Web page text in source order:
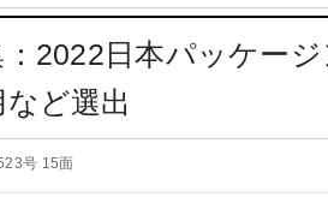
：2022日本パッケー
ど選出
号 15面